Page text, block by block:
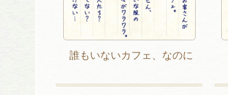
誰もいないカフェ、なのに